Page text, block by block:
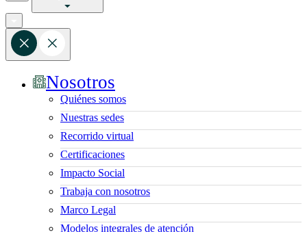
Nosotros
Quiénes somos
Nuestras sedes
Recorrido virtual
Certificaciones
Impacto Social
Trabaja con nosotros
Marco Legal
Modelos integrales de atención